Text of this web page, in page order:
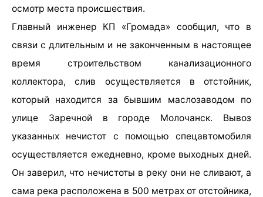
осмотр места происшествия.
Главный инженер КП «Громада» сообщил, что в
связи с длительным и не законченным в настоящее
время строительством канализационного
коллектора, слив осуществляется в отстойник,
который находится за бывшим маслозаводом по
улице Заречной в городе Молочанск. Вывоз
указанных нечистот с помощью спецавтомобиля
осуществляется ежедневно, кроме выходных дней.
Он заверил, что нечистоты в реку они не сливают, а
сама река расположена в 500 метрах от отстойника,